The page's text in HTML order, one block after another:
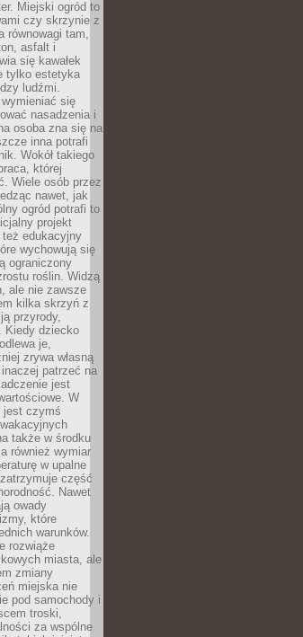
Miejski ogród to
czy skrzynie z
równowagi tam,
asfalt i
się kawałek
tylko estetyka
ludźmi.
się
nasadzenia i
osoba zna się na
inna potrafi
Wokół takiego
której
Wiele osób przez
nawet, jak
ogród potrafi to
projekt
edukacyjny
wychowują się
ograniczony
roślin. Widzą
ale nie zawsze
kilka skrzyń z
przyrody,
Kiedy dziecko
je,
zrywa własną
patrzeć na
jest
W
jest czymś
także w środku
również wymiar
w upalne
część
Nawet
owady
które
warunków.
rozwiąże
miasta, ale
zmiany
miejska nie
pod samochody i
troski,
za wspólne